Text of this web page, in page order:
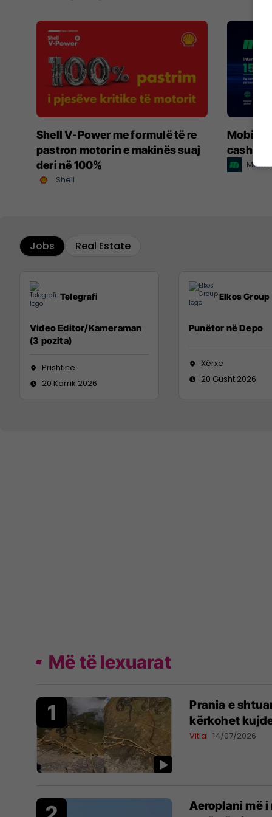
Shell V-Power me formulë të re
pastron motorin e makinës suaj
deri në 100%
Shell
cashback
Jobs Real Estate
Telegrafi
Video Editor/Kameraman
(3 pozita)
Prishtinë
20 Korrik 2026
Elkos Group
Punëtor në Depo
Xërxe
20 Gusht 2026
Më të lexuarat
Prania e
kërkohet
Vitia 14/07/2026
Aeroplani më